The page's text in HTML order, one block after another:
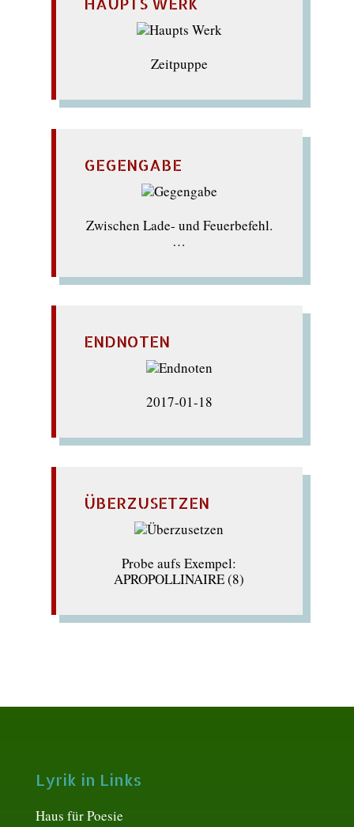
Zeitpuppe
GEGENGABE
Zwischen Lade- und Feuerbefehl.
…
ENDNOTEN
2017-01-18
ÜBERZUSETZEN
Probe aufs Exempel:
APROPOLLINAIRE (8)
Lyrik in Links
Haus für Poesie